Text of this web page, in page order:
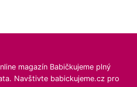
magazín Babičkujeme plný
Navštivte babickujeme.cz pro